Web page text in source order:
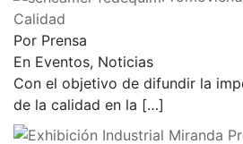
Calidad
Por Prensa
En Eventos, Noticias
Con el objetivo de difundir la
de la calidad en la […]